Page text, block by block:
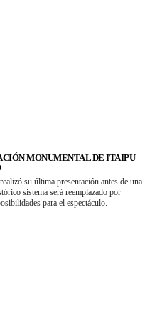
MONUMENTAL DE ITAIPU
su última presentación antes de una
sistema será reemplazado por
para el espectáculo.